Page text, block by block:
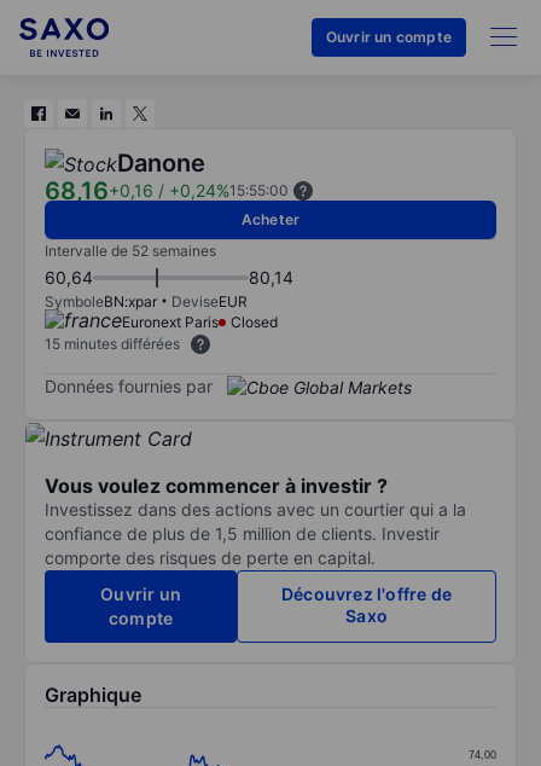
Ouvrir un compte
Danone
68,16+0,16 / +0,24%15:55:00
Acheter
Intervalle de 52 semaines
60,64 80,14
SymboleBN:xpar DeviseEUR
Euronext Paris
Closed
15 minutes différées
Données fournies par
Vous voulez commencer à investir ?
Investissez dans des actions avec un courtier qui a la
confiance de plus de 1,5 million de clients. Investir
comporte des risques de perte en capital.
Ouvrir un
compte
Découvrez l'offre de
Saxo
Graphique
74,00